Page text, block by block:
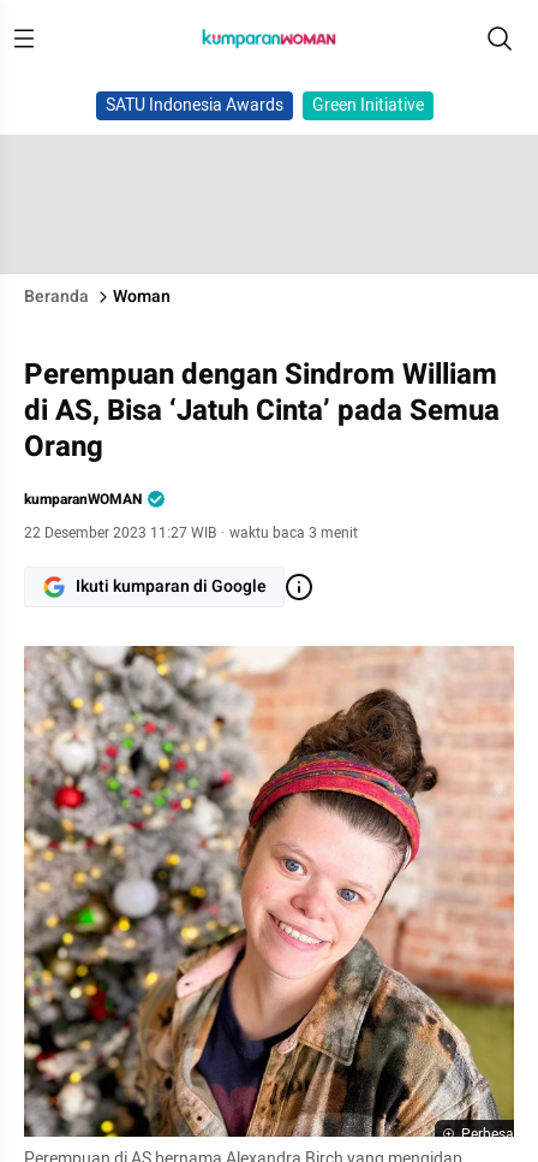
SATU Indonesia Awards Green Initiative
Beranda Woman
Perempuan dengan Sindrom William
di AS, Bisa ‘Jatuh Cinta’ pada Semua
Orang
kumparanWOMAN
22 Desember 2023 11:27 WIB · waktu baca 3 menit
Ikuti kumparan di Google
Perbesar